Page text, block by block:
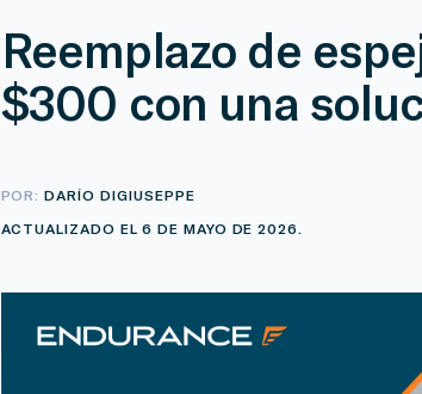
Reemplazo de
$300 con una
POR:DARÍO DIGIUSEPPE
ACTUALIZADO EL 6 DE MAYO DE 2026.